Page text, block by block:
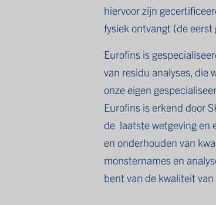
hiervoor zijn
fysiek ontvangt (de
Eurofins is
van residu analyses, die
onze eigen
Eurofins is erkend door
de laatste wetgeving en
en onderhouden van
monsternames en
bent van de kwaliteit